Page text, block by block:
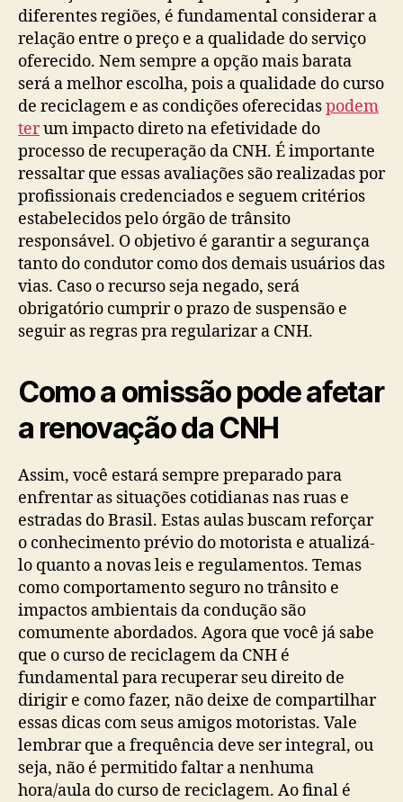
diferentes regiões, é fundamental considerar a
relação entre o preço e a qualidade do serviço
oferecido. Nem sempre a opção mais barata
será a melhor escolha, pois a qualidade do curso
de reciclagem e as condições oferecidaspodem
terum impacto direto na efetividade do
processo de recuperação da CNH. É importante
ressaltar que essas avaliações são realizadas por
profissionais credenciados e seguem critérios
estabelecidos pelo órgão de trânsito
responsável. O objetivo é garantir a segurança
tanto do condutor como dos demais usuários das
vias. Caso o recurso seja negado, será
obrigatório cumprir o prazo de suspensão e
seguir as regras pra regularizar a CNH.
Como a omissão pode afetar
a renovação da CNH
Assim, você estará sempre preparado para
enfrentar as situações cotidianas nas ruas e
estradas do Brasil. Estas aulas buscam reforçar
o conhecimento prévio do motorista e atualizá-
lo quanto a novas leis e regulamentos. Temas
como comportamento seguro no trânsito e
impactos ambientais da condução são
comumente abordados. Agora que você já sabe
que o curso de reciclagem da CNH é
fundamental para recuperar seu direito de
dirigir e como fazer, não deixe de compartilhar
essas dicas com seus amigos motoristas. Vale
lembrar que a frequência deve ser integral, ou
seja, não é permitido faltar a nenhuma
hora/aula do curso de reciclagem. Ao final é